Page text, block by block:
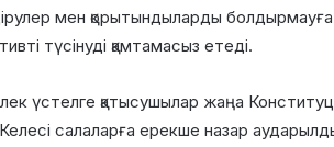
мен қорытындыларды
түсінуді қамтамасыз етеді.
үстелге қатысушылар жаңа
салаларға ерекше назар